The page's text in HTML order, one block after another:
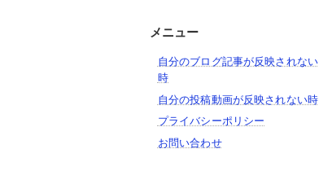
メニュー
自分のブログ記事が反映されない
時
自分の投稿動画が反映されない時
プライバシーポリシー
お問い合わせ